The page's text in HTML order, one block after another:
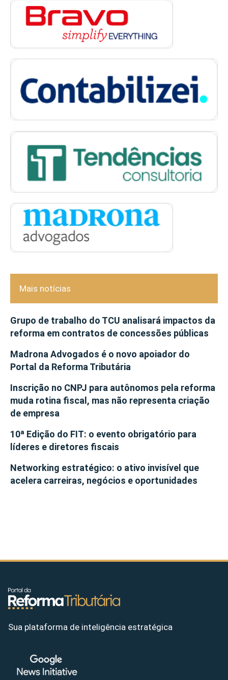
Mais notícias
Grupo de trabalho do TCU analisará impactos da
reforma em contratos de concessões públicas
Madrona Advogados é o novo apoiador do
Portal da Reforma Tributária
Inscrição no CNPJ para autônomos pela reforma
muda rotina fiscal, mas não representa criação
de empresa
10ª Edição do FIT: o evento obrigatório para
líderes e diretores fiscais
Networking estratégico: o ativo invisível que
acelera carreiras, negócios e oportunidades
Sua plataforma de inteligência estratégica